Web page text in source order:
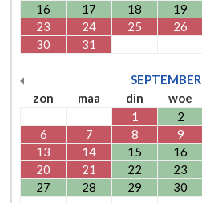
16
17 18 19
23
24 25 26
30
31
SEPTEMBER
zon
maa din woe
1
2
6
7 8 9
13
14 15 16
20
21 22 23
27
28 29 30